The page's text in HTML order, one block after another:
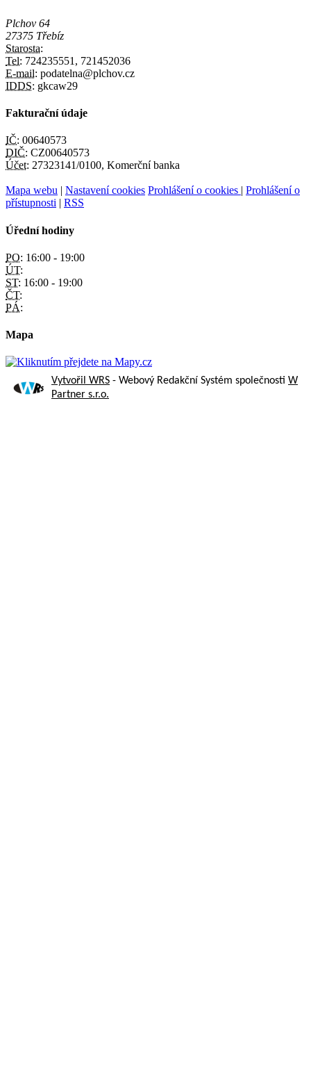
Plchov 64
27375 Třebíz
Starosta:
Tel: 724235551, 721452036
E-mail: podatelna@plchov.cz
IDDS: gkcaw29
Fakturační údaje
IČ: 00640573
DIČ: CZ00640573
Účet: 27323141/0100, Komerční banka
Mapa webu | Nastavení cookies Prohlášení o cookies | Prohlášení o
přístupnosti | RSS
Úřední hodiny
PO: 16:00 - 19:00
ÚT:
ST: 16:00 - 19:00
ČT:
PÁ:
Mapa
Vytvořil WRS - Webový Redakční Systém společnosti W
Partner s.r.o.